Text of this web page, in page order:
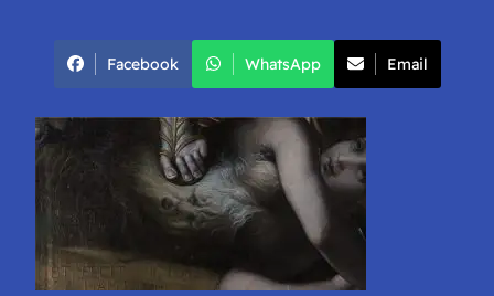
Facebook WhatsApp Email